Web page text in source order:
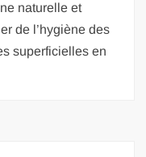
naturelle et
de l’hygiène des
superficielles en